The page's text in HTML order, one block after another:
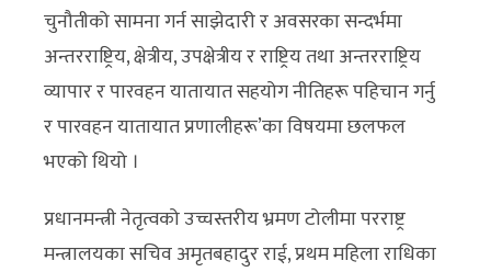
चुनौतीको सामना गर्न साझेदारी र अवसरका सन्दर्भमा
अन्तरराष्ट्रिय, क्षेत्रीय, उपक्षेत्रीय र राष्ट्रिय तथा अन्तरराष्ट्रिय
व्यापार र पारवहन यातायात सहयोग नीतिहरू पहिचान गर्नु
र पारवहन यातायात प्रणालीहरू’का विषयमा छलफल
भएको थियो ।
प्रधानमन्त्री नेतृत्वको उच्चस्तरीय भ्रमण टोलीमा परराष्ट्र
मन्त्रालयका सचिव अमृतबहादुर राई, प्रथम महिला राधिका